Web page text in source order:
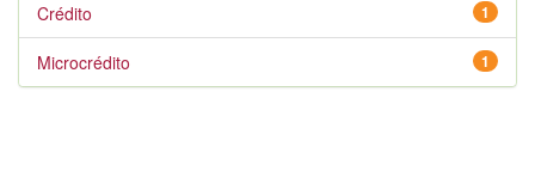
1
Crédito
1
Microcrédito